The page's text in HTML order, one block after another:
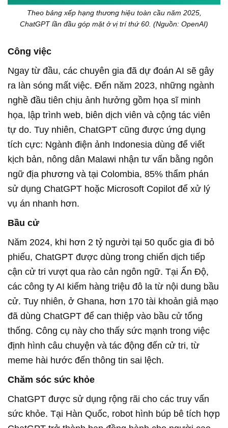
Theo bảng xếp hạng thương hiệu toàn cầu năm 2025,
ChatGPT lần đầu góp mặt ở vị trí thứ 60. (Nguồn: OpenAI)
Công việc
Ngay từ đầu, các chuyên gia đã dự đoán AI sẽ gây
ra làn sóng mất việc. Đến năm 2023, những ngành
nghề đầu tiên chịu ảnh hưởng gồm họa sĩ minh
họa, lập trình web, biên dịch viên và cộng tác viên
tự do. Tuy nhiên, ChatGPT cũng được ứng dụng
tích cực: Ngành điện ảnh Indonesia dùng để viết
kịch bản, nông dân Malawi nhận tư vấn bằng ngôn
ngữ địa phương và tại Colombia, 85% thẩm phán
sử dụng ChatGPT hoặc Microsoft Copilot để xử lý
vụ án nhanh hơn.
Bầu cử
Năm 2024, khi hơn 2 tỷ người tại 50 quốc gia đi bỏ
phiếu, ChatGPT được dùng trong chiến dịch tiếp
cận cử tri vượt qua rào cản ngôn ngữ. Tại Ấn Độ,
các công ty AI kiếm hàng triệu đô la từ nội dung bầu
cử. Tuy nhiên, ở Ghana, hơn 170 tài khoản giả mạo
đã dùng ChatGPT để can thiệp vào bầu cử tổng
thống. Công cụ này cho thấy sức mạnh trong việc
định hình câu chuyện và tác động đến cử tri, từ
meme hài hước đến thông tin sai lệch.
Chăm sóc sức khỏe
ChatGPT được sử dụng rộng rãi cho các truy vấn
sức khỏe. Tại Hàn Quốc, robot hình búp bê tích hợp